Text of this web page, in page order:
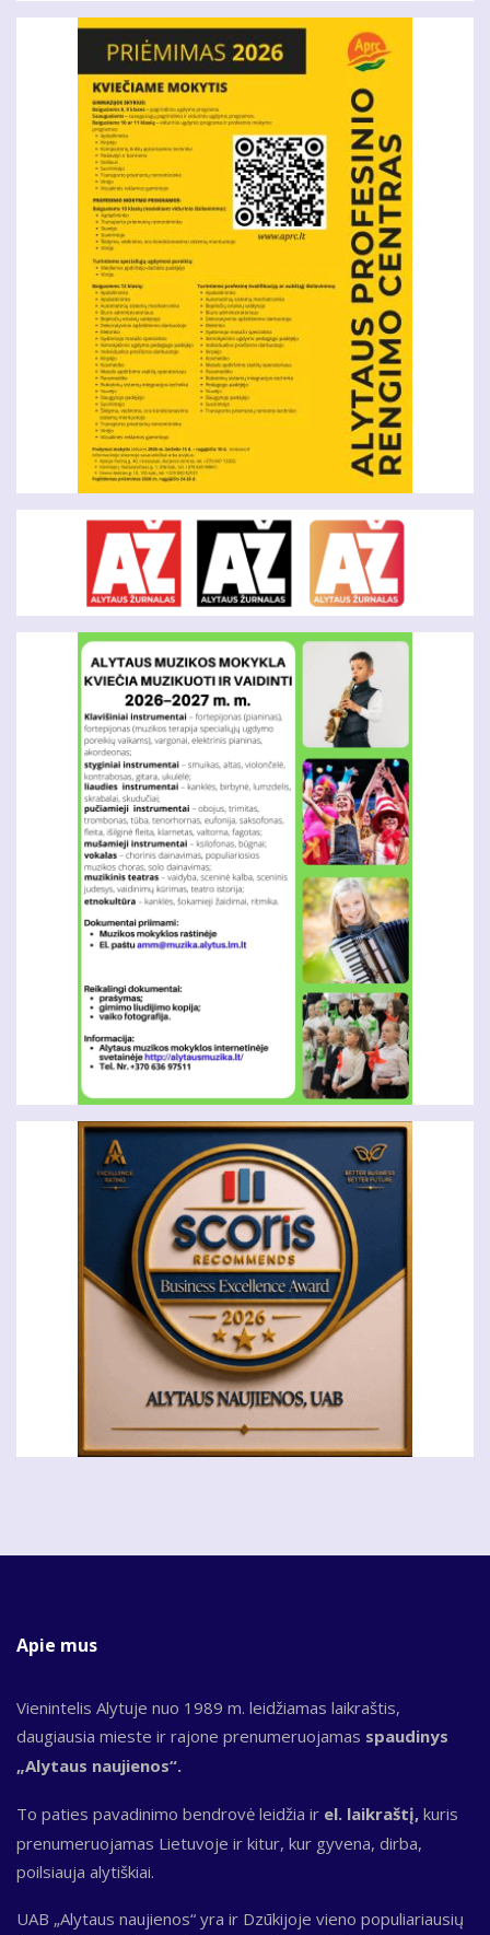
Apie mus
Vienintelis Alytuje nuo 1989 m. leidžiamas laikraštis,
daugiausia mieste ir rajone prenumeruojamas spaudinys
„Alytaus naujienos“.
To paties pavadinimo bendrovė leidžia ir el. laikraštį, kuris
prenumeruojamas Lietuvoje ir kitur, kur gyvena, dirba,
poilsiauja alytiškiai.
UAB „Alytaus naujienos“ yra ir Dzūkijoje vieno populiariausių